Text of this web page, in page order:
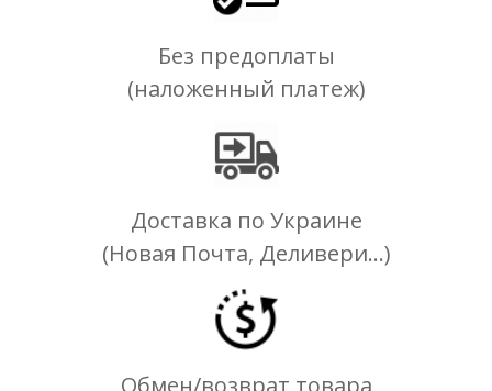
Без предоплаты
(наложенный платеж)
Доставка по Украине
(Новая Почта, Деливери...)
Обмен/возврат товара